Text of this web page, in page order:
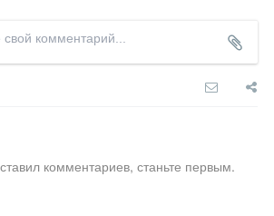
комментариев, станьте первым.